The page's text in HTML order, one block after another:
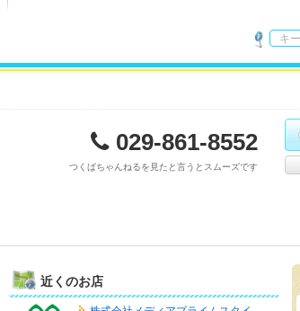
内
索
029-861-8552
つくばちゃんねるを見たと言うとスムーズです
近くのお店